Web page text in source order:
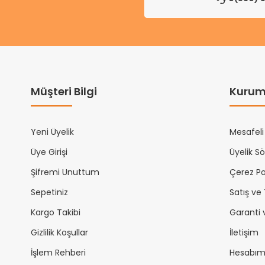
Müşteri Bilgi
Yeni Üyelik
Üye Girişi
Şifremi Unuttum
Sepetiniz
Kargo Takibi
Gizlilik Koşullar
İşlem Rehberi
Mesafeli
Üyelik
Çerez
Satış
Garanti
İletişim
Hesabım